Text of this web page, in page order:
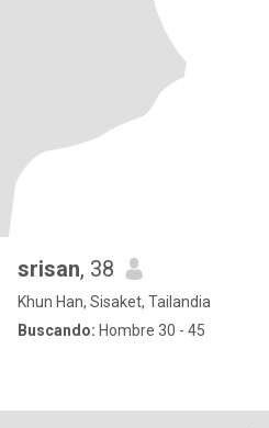
srisan, 38
Khun Han, Sisaket, Tailandia
Buscando: Hombre 30 - 45